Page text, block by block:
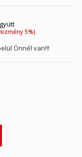
5%)
Önnél van!!!